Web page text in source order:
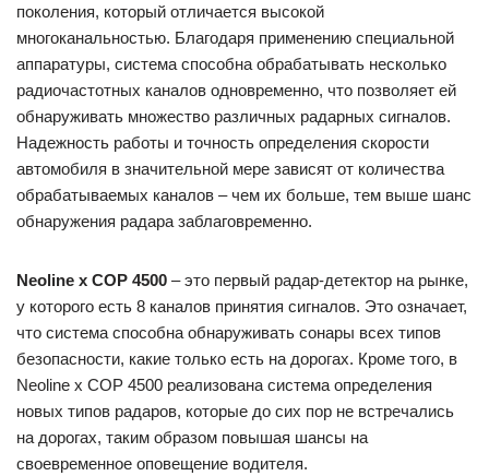
поколения, который отличается высокой
многоканальностью. Благодаря применению специальной
аппаратуры, система способна обрабатывать несколько
радиочастотных каналов одновременно, что позволяет ей
обнаруживать множество различных радарных сигналов.
Надежность работы и точность определения скорости
автомобиля в значительной мере зависят от количества
обрабатываемых каналов – чем их больше, тем выше шанс
обнаружения радара заблаговременно.
Neoline x COP 4500 – это первый радар-детектор на рынке,
у которого есть 8 каналов принятия сигналов. Это означает,
что система способна обнаруживать сонары всех типов
безопасности, какие только есть на дорогах. Кроме того, в
Neoline x COP 4500 реализована система определения
новых типов радаров, которые до сих пор не встречались
на дорогах, таким образом повышая шансы на
своевременное оповещение водителя.